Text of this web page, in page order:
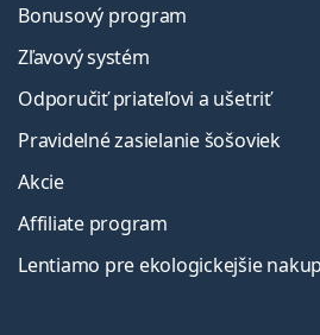
Bonusový program
Zľavový systém
Odporučiť priateľovi a ušetriť
Pravidelné zasielanie šošoviek
Akcie
Affiliate program
Lentiamo pre ekologickejšie